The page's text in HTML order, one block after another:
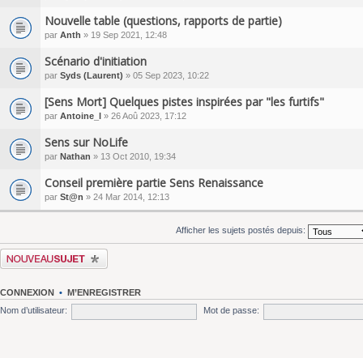
Nouvelle table (questions, rapports de partie)
par Anth » 19 Sep 2021, 12:48
Scénario d'initiation
par Syds (Laurent) » 05 Sep 2023, 10:22
[Sens Mort] Quelques pistes inspirées par "les furtifs"
par Antoine_l » 26 Aoû 2023, 17:12
Sens sur NoLife
par Nathan » 13 Oct 2010, 19:34
Conseil première partie Sens Renaissance
par St@n » 24 Mar 2014, 12:13
Afficher les sujets postés depuis:
Écrire un nouveau sujet
CONNEXION • M’ENREGISTRER
Nom d’utilisateur:
Mot de passe: